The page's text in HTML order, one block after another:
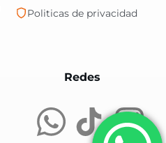
RedesCentral Shop es
Politicas de privacidad